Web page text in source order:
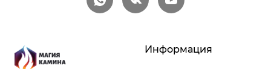
Информация